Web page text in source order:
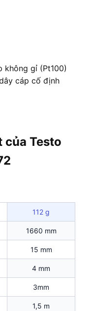
không gỉ (Pt100)
cáp cố định
của Testo
112 g
1660 mm
15 mm
4 mm
3mm
1,5 m